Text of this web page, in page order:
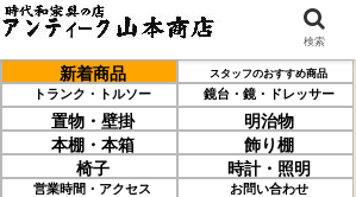
新着商品 スタッフのおすすめ商品
トランク・トルソー 鏡台・鏡・ドレッサー
置物・壁掛
明治物
本棚・本箱
飾り棚
椅子 時計・照明
営業時間・アクセス お問い合わせ
検索